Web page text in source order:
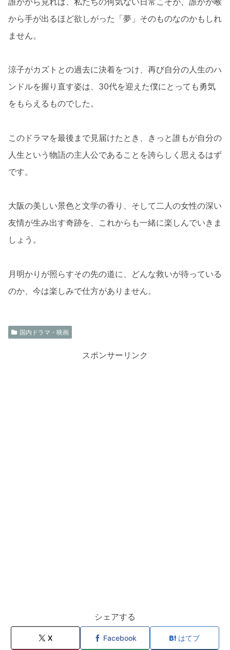
から手が出るほど欲しがった「夢」そのものなのかもしれ
ません。
涼子がカズトとの過去に決着をつけ、再び自分の人生のハ
ンドルを握り直す姿は、30代を迎えた僕にとっても勇気
をもらえるものでした。
このドラマを最後まで見届けたとき、きっと誰もが自分の
人生という物語の主人公であることを誇らしく思えるはず
です。
大阪の美しい景色と文学の香り、そして二人の女性の深い
友情が生み出す奇跡を、これからも一緒に楽しんでいきま
しょう。
月明かりが照らすその先の道に、どんな救いが待っている
のか、今は楽しみで仕方がありません。
国内ドラマ・映画
スポンサーリンク
シェアする
X Facebook はてブ